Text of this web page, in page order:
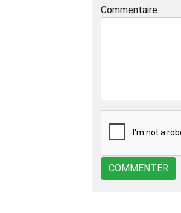
Commentaire
COMMENTER